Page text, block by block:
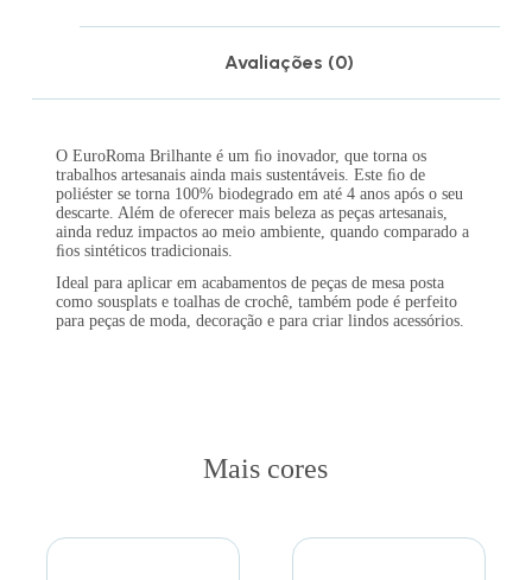
Avaliações (0)
O EuroRoma Brilhante é um ﬁo inovador, que torna os
trabalhos artesanais ainda mais sustentáveis. Este ﬁo de
poliéster se torna 100% biodegrado em até 4 anos após o seu
descarte. Além de oferecer mais beleza as peças artesanais,
ainda reduz impactos ao meio ambiente, quando comparado a
ﬁos sintéticos tradicionais.
Ideal para aplicar em acabamentos de peças de mesa posta
como sousplats e toalhas de crochê, também pode é perfeito
para peças de moda, decoração e para criar lindos acessórios.
Mais cores